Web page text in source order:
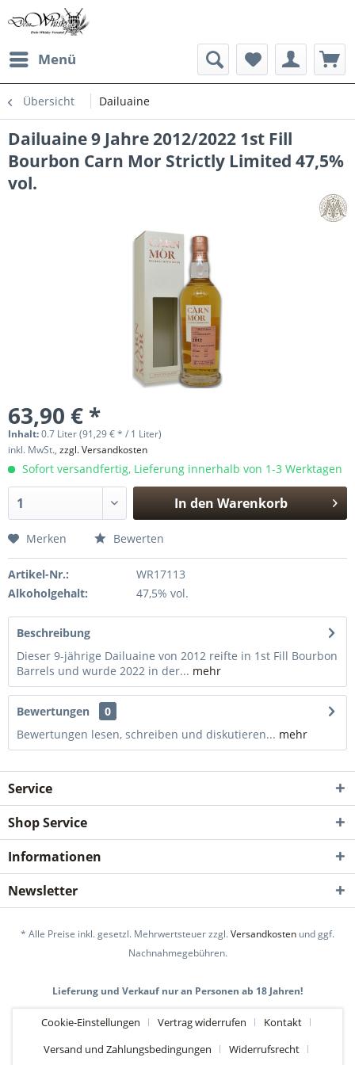
Menü
Übersicht Dailuaine
Dailuaine 9 Jahre 2012/2022 1st Fill
Bourbon Carn Mor Strictly Limited 47,5%
vol.
63,90 € *
Inhalt:0.7 Liter (91,29 € * / 1 Liter)
inkl. MwSt., zzgl. Versandkosten
Sofort versandfertig, Lieferung innerhalb von 1-3 Werktagen
In den Warenkorb
Merken Bewerten
Artikel-Nr.:
WR17113
Alkoholgehalt:
47,5% vol.
Beschreibung
Dieser 9-jährige Dailuaine von 2012 reifte in 1st Fill Bourbon
Barrels und wurde 2022 in der... mehr
Bewertungen
0
Bewertungen lesen, schreiben und diskutieren... mehr
Service
Shop Service
Informationen
Newsletter
* Alle Preise inkl. gesetzl. Mehrwertsteuer zzgl.Versandkosten und ggf.
Nachnahmegebühren.
Lieferung und Verkauf nur an Personen ab 18 Jahren!
Cookie-Einstellungen Vertrag widerrufen
Kontakt
Versand und Zahlungsbedingungen
Widerrufsrecht